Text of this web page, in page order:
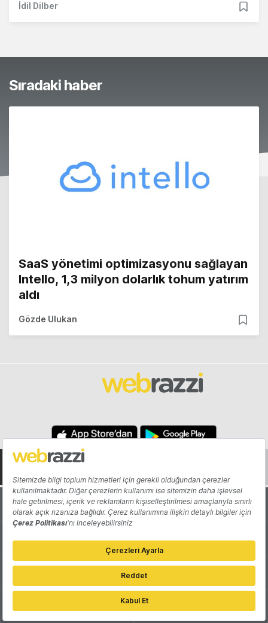
İdil Dilber
Sıradaki haber
SaaS yönetimi optimizasyonu sağlayan
Intello, 1,3 milyon dolarlık tohum yatırım
aldı
Gözde Ulukan
Hakkında Yazarlar
Katkıda Bulun Reklam